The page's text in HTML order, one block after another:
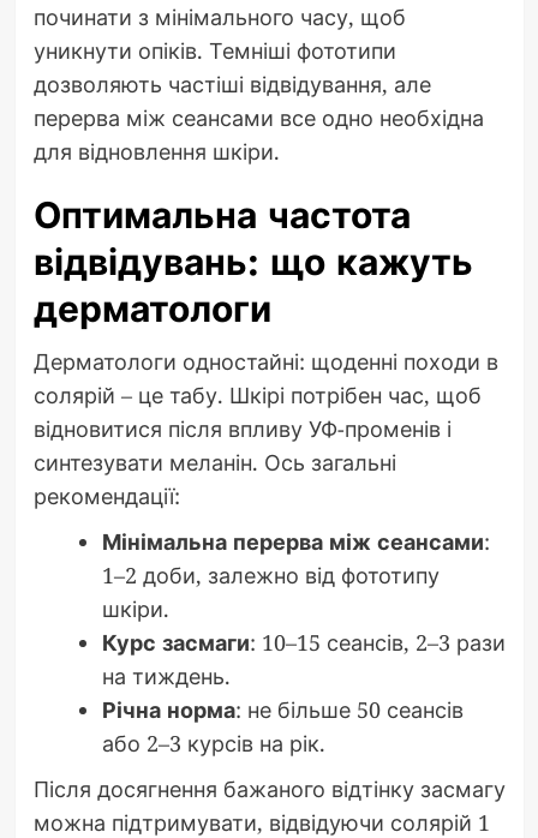
починати з мінімального часу, щоб
уникнути опіків. Темніші фототипи
дозволяють частіші відвідування, але
перерва між сеансами все одно необхідна
для відновлення шкіри.
Оптимальна частота
відвідувань: що кажуть
дерматологи
Дерматологи одностайні: щоденні походи в
солярій – це табу. Шкірі потрібен час, щоб
відновитися після впливу УФ-променів і
синтезувати меланін. Ось загальні
рекомендації:
Мінімальна перерва між сеансами:
1–2 доби, залежно від фототипу
шкіри.
Курс засмаги: 10–15 сеансів, 2–3 рази
на тиждень.
Річна норма: не більше 50 сеансів
або 2–3 курсів на рік.
Після досягнення бажаного відтінку засмагу
можна підтримувати, відвідуючи солярій 1